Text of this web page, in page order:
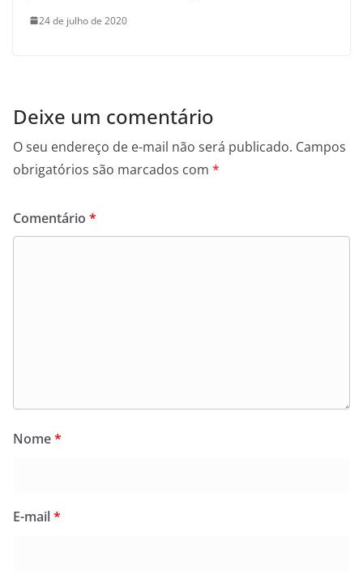
24 de julho de 2020
Deixe um comentário
O seu endereço de e-mail não será publicado. Campos
obrigatórios são marcados com *
Comentário *
Nome*
E-mail*